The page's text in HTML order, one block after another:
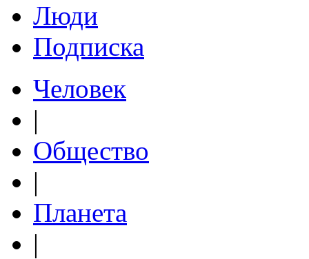
Люди
Подписка
Человек
|
Общество
|
Планета
|